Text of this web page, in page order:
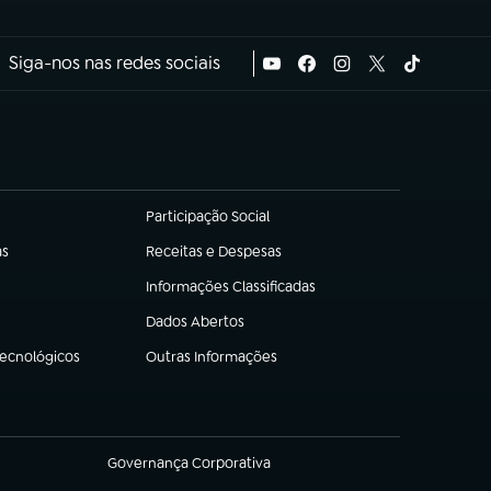
Siga-nos nas redes sociais
Participação Social
(abre em nova aba)
Receitas e Despesas
(abre em nova aba)
Informações Classificadas
(abre em nova aba)
Dados Abertos
(abre em nova aba)
Outras Informações
(abre em nova aba)
Governança Corporativa
(abre em nova aba)